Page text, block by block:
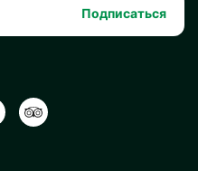
Подписаться